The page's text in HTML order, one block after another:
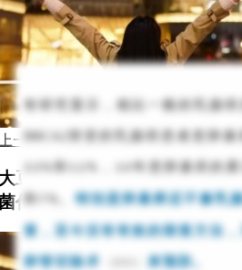
有研究显示，相比一般的乳腺癌
BRCA2 突变的乳腺癌患者患卵
年患卵巢癌的
特别是卵巢癌还不像乳
查 ，至今没有有效的筛查方法
卵管切除术 来预防。
一篇
豆+肠道菌竟会影响靶向治疗
代谢物会加速药物代谢, 降低